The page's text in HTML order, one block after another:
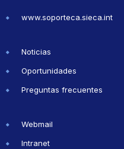
www.soporteca.sieca.int
Noticias
Oportunidades
Preguntas frecuentes
Webmail
Intranet